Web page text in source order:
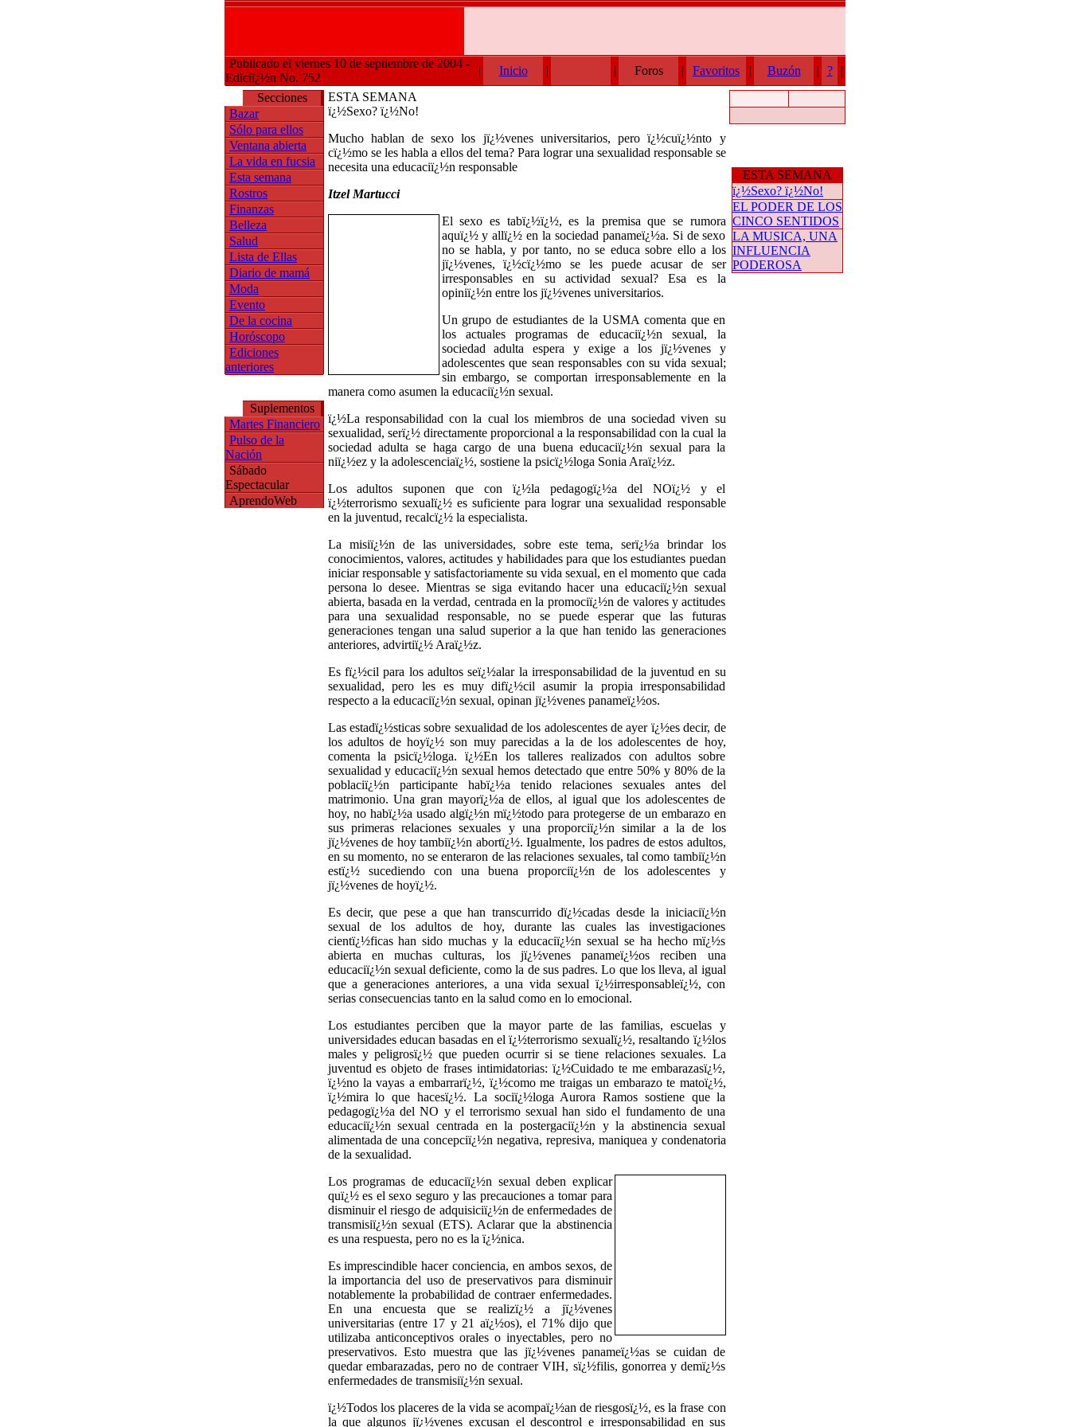
Publicado el viernes 10 de septiembre de 2004 -
Ediciï¿½n No. 752
| Inicio | | Foros | Favoritos | Buzón | ?
|
Secciones
Bazar
Sólo para ellos
Ventana abierta
La vida en fucsia
Esta semana
Rostros
Finanzas
Belleza
Salud
Lista de Ellas
Diario de mamá
Moda
Evento
De la cocina
Horóscopo
Ediciones
anteriores
Suplementos
Martes Financiero
Pulso de la
Nación
Sábado
Espectacular
AprendoWeb
ESTA SEMANA
ï¿½Sexo? ï¿½No!
Mucho hablan de sexo los jï¿½venes universitarios, pero ï¿½cuï¿½nto y
cï¿½mo se les habla a ellos del tema? Para lograr una sexualidad responsable se
necesita una educaciï¿½n responsable
Itzel Martucci
El sexo es tabï¿½ï¿½, es la premisa que se rumora
aquï¿½ y allï¿½ en la sociedad panameï¿½a. Si de sexo
no se habla, y por tanto, no se educa sobre ello a los
jï¿½venes, ï¿½cï¿½mo se les puede acusar de ser
irresponsables en su actividad sexual? Esa es la
opiniï¿½n entre los jï¿½venes universitarios.
Un grupo de estudiantes de la USMA comenta que en
los actuales programas de educaciï¿½n sexual, la
sociedad adulta espera y exige a los jï¿½venes y
adolescentes que sean responsables con su vida sexual;
sin embargo, se comportan irresponsablemente en la
manera como asumen la educaciï¿½n sexual.
ï¿½La responsabilidad con la cual los miembros de una sociedad viven su
sexualidad, serï¿½ directamente proporcional a la responsabilidad con la cual la
sociedad adulta se haga cargo de una buena educaciï¿½n sexual para la
niï¿½ez y la adolescenciaï¿½, sostiene la psicï¿½loga Sonia Araï¿½z.
Los adultos suponen que con ï¿½la pedagogï¿½a del NOï¿½ y el
ï¿½terrorismo sexualï¿½ es suficiente para lograr una sexualidad responsable
en la juventud, recalcï¿½ la especialista.
La misiï¿½n de las universidades, sobre este tema, serï¿½a brindar los
conocimientos, valores, actitudes y habilidades para que los estudiantes puedan
iniciar responsable y satisfactoriamente su vida sexual, en el momento que cada
persona lo desee. Mientras se siga evitando hacer una educaciï¿½n sexual
abierta, basada en la verdad, centrada en la promociï¿½n de valores y actitudes
para una sexualidad responsable, no se puede esperar que las futuras
generaciones tengan una salud superior a la que han tenido las generaciones
anteriores, advirtiï¿½ Araï¿½z.
Es fï¿½cil para los adultos seï¿½alar la irresponsabilidad de la juventud en su
sexualidad, pero les es muy difï¿½cil asumir la propia irresponsabilidad
respecto a la educaciï¿½n sexual, opinan jï¿½venes panameï¿½os.
Las estadï¿½sticas sobre sexualidad de los adolescentes de ayer ï¿½es decir, de
los adultos de hoyï¿½ son muy parecidas a la de los adolescentes de hoy,
comenta la psicï¿½loga. ï¿½En los talleres realizados con adultos sobre
sexualidad y educaciï¿½n sexual hemos detectado que entre 50% y 80% de la
poblaciï¿½n participante habï¿½a tenido relaciones sexuales antes del
matrimonio. Una gran mayorï¿½a de ellos, al igual que los adolescentes de
hoy, no habï¿½a usado algï¿½n mï¿½todo para protegerse de un embarazo en
sus primeras relaciones sexuales y una proporciï¿½n similar a la de los
jï¿½venes de hoy tambiï¿½n abortï¿½. Igualmente, los padres de estos adultos,
en su momento, no se enteraron de las relaciones sexuales, tal como tambiï¿½n
estï¿½ sucediendo con una buena proporciï¿½n de los adolescentes y
jï¿½venes de hoyï¿½.
Es decir, que pese a que han transcurrido dï¿½cadas desde la iniciaciï¿½n
sexual de los adultos de hoy, durante las cuales las investigaciones
cientï¿½ficas han sido muchas y la educaciï¿½n sexual se ha hecho mï¿½s
abierta en muchas culturas, los jï¿½venes panameï¿½os reciben una
educaciï¿½n sexual deficiente, como la de sus padres. Lo que los lleva, al igual
que a generaciones anteriores, a una vida sexual ï¿½irresponsableï¿½, con
serias consecuencias tanto en la salud como en lo emocional.
Los estudiantes perciben que la mayor parte de las familias, escuelas y
universidades educan basadas en el ï¿½terrorismo sexualï¿½, resaltando ï¿½los
males y peligrosï¿½ que pueden ocurrir si se tiene relaciones sexuales. La
juventud es objeto de frases intimidatorias: ï¿½Cuidado te me embarazasï¿½,
ï¿½no la vayas a embarrarï¿½, ï¿½como me traigas un embarazo te matoï¿½,
ï¿½mira lo que hacesï¿½. La sociï¿½loga Aurora Ramos sostiene que la
pedagogï¿½a del NO y el terrorismo sexual han sido el fundamento de una
educaciï¿½n sexual centrada en la postergaciï¿½n y la abstinencia sexual
alimentada de una concepciï¿½n negativa, represiva, maniquea y condenatoria
de la sexualidad.
Los programas de educaciï¿½n sexual deben explicar
quï¿½ es el sexo seguro y las precauciones a tomar para
disminuir el riesgo de adquisiciï¿½n de enfermedades de
transmisiï¿½n sexual (ETS). Aclarar que la abstinencia
es una respuesta, pero no es la ï¿½nica.
Es imprescindible hacer conciencia, en ambos sexos, de
la importancia del uso de preservativos para disminuir
notablemente la probabilidad de contraer enfermedades.
En una encuesta que se realizï¿½ a jï¿½venes
universitarias (entre 17 y 21 aï¿½os), el 71% dijo que
utilizaba anticonceptivos orales o inyectables, pero no
preservativos. Esto muestra que las jï¿½venes panameï¿½as se cuidan de
quedar embarazadas, pero no de contraer VIH, sï¿½filis, gonorrea y demï¿½s
enfermedades de transmisiï¿½n sexual.
ï¿½Todos los placeres de la vida se acompaï¿½an de riesgosï¿½, es la frase con
la que algunos jï¿½venes excusan el descontrol e irresponsabilidad en sus
ESTA SEMANA
ï¿½Sexo? ï¿½No!
EL PODER DE LOS
CINCO SENTIDOS
LA MUSICA, UNA
INFLUENCIA
PODEROSA